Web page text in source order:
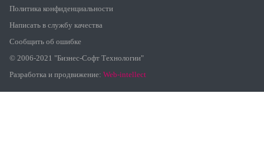
Политика конфиденциальности
Написать в службу качества
Сообщить об ошибке
© 2006-2021 "Бизнес-Софт Технологии"
Разработка и продвижение: Web-intellect